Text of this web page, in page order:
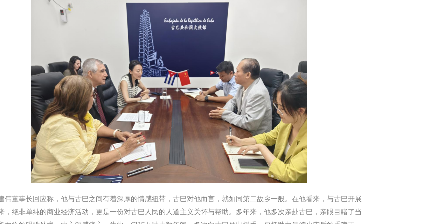
伟董事长回应称，他与古巴之间有着深厚的情感纽带，古巴对他而言，就如同第二故乡一般。在他看来，与古巴开展
，绝非单纯的商业经济活动，更是一份对古巴人民的人道主义关怀与帮助。多年来，他多次亲赴古巴，亲眼目睹了当